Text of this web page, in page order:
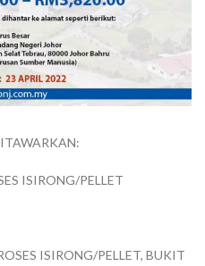
ISIRONG/PELLET
ISIRONG/PELLET, BUKIT